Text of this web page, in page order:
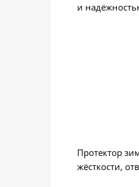
и
Протектор
жёсткости,